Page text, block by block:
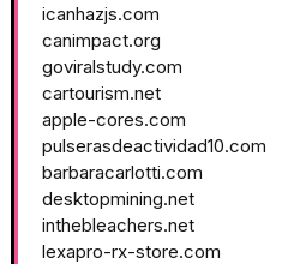
icanhazjs.com
canimpact.org
goviralstudy.com
cartourism.net
apple-cores.com
pulserasdeactividad10.com
barbaracarlotti.com
desktopmining.net
inthebleachers.net
lexapro-rx-store.com